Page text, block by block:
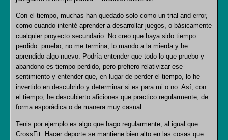
Con el tiempo, muchas han quedado solo como un trial and error,
como cuando intenté aprender a desarrollar juegos, o básicamente
cualquier proyecto secundario. No creo que haya sido tiempo
perdido: pruebo, no me termina, lo mando a la mierda y he
aprendido algo nuevo. Podría entender que todo lo que pruebo y
abandono es tiempo perdido, pero prefiero relativizar ese
sentimiento y entender que, en lugar de perder el tiempo, lo he
invertido en descubrirlo y determinar si es para mi o no. Así, con
el tiempo, he descubierto aficiones que practico regularmente, de
forma esporádica o de manera muy casual.
Tenis por ejemplo es algo que hago regularmente, al igual que
CrossFit. Hacer deporte se mantiene bien alto en las cosas que